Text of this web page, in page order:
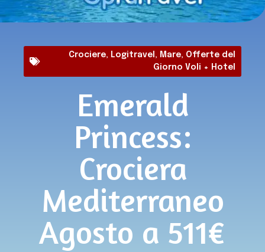
Crociere, Logitravel , Mare, Offerte del
Giorno Voli + Hotel
Emerald
Princess:
Crociera
Mediterraneo
Agosto a 511€